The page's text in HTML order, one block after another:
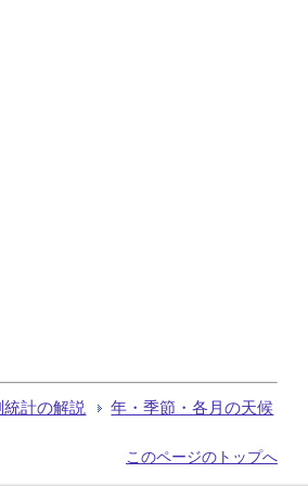
計の解説 年・季節・各月の天候
このページのトップへ